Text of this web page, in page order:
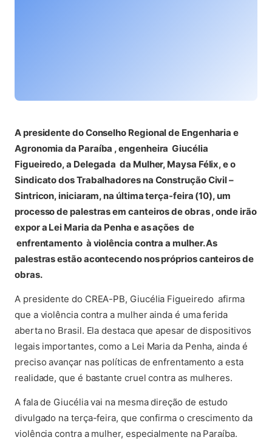
(abre em nova aba)
A presidente do Conselho Regional de Engenharia e
Agronomia da Paraíba , engenheira Giucélia
Figueiredo, a Delegada da Mulher, Maysa Félix, e o
Sindicato dos Trabalhadores na Construção Civil –
Sintricon, iniciaram, na última terça-feira (10), um
processo de palestras em canteiros de obras , onde irão
expor a Lei Maria da Penha e as ações de
enfrentamento à violência contra a mulher. As
palestras estão acontecendo nos próprios canteiros de
obras.
A presidente do CREA-PB, Giucélia Figueiredo afirma
que a violência contra a mulher ainda é uma ferida
aberta no Brasil. Ela destaca que apesar de dispositivos
legais importantes, como a Lei Maria da Penha, ainda é
preciso avançar nas políticas de enfrentamento a esta
realidade, que é bastante cruel contra as mulheres.
A fala de Giucélia vai na mesma direção de estudo
divulgado na terça-feira, que confirma o crescimento da
violência contra a mulher, especialmente na Paraíba.